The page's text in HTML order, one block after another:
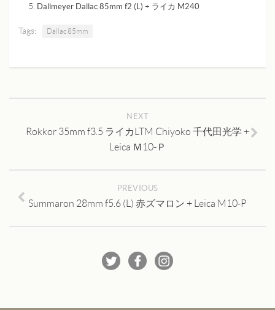
Dallmeyer Dallac 85mm f2 (L) + ライカ M240
Tags: Dallac 85mm
NEXT
Rokkor 35mm f3.5 ライカLTM Chiyoko 千代田光学 +
Leica Ｍ10-Ｐ
PREVIOUS
Summaron 28mm f5.6 (L) 赤ズマロン + Leica M10-P